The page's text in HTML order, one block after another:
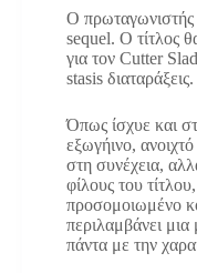
Ο πρωταγωνιστής
sequel. Ο τίτλος
για τον Cutter
stasis διαταράξεις.
Όπως ίσχυε και
εξωγήινο,
στη συνέχεια,
φίλους του
προσομοιωμένο
περιλαμβάνει
πάντα με την